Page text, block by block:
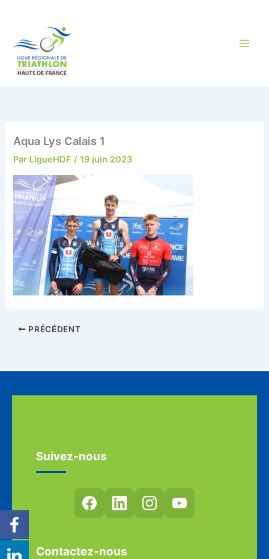
Aqua Lys Calais 1
Par LigueHDF/19 juin 2023
PRÉCÉDENT
Suivez-nous
Contactez-nous